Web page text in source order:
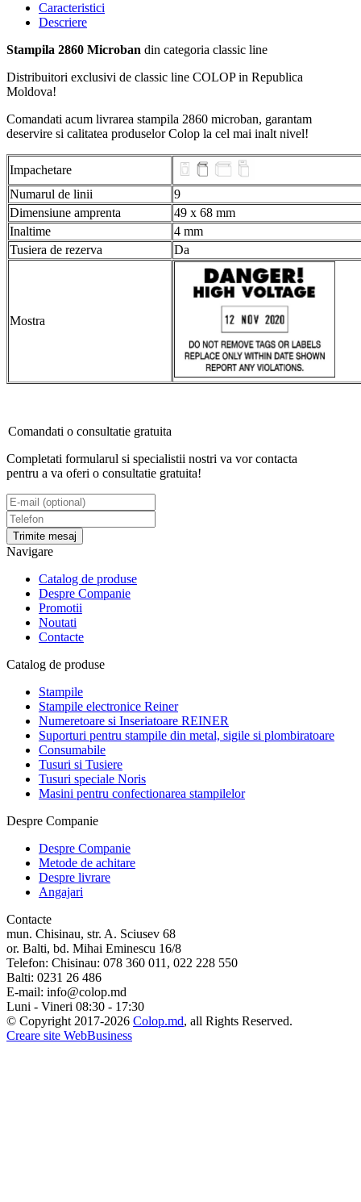
Caracteristici
Descriere
Stampila 2860 Microban din categoria classic line
Distribuitori exclusivi de classic line COLOP in Republica
Moldova!
Comandati acum livrarea stampila 2860 microban, garantam
deservire si calitatea produselor Colop la cel mai inalt nivel!
Impachetare
Numarul de linii
9
Dimensiune amprenta
49 x 68 mm
Inaltime
4 mm
Tusiera de rezerva
Da
Mostra
Comandati o consultatie gratuita
Completati formularul si specialistii nostri va vor contacta
pentru a va oferi o consultatie gratuita!
Trimite mesaj
Navigare
Catalog de produse
Despre Companie
Promotii
Noutati
Contacte
Catalog de produse
Stampile
Stampile electronice Reiner
Numeretoare si Inseriatoare REINER
Suporturi pentru stampile din metal, sigile si plombiratoare
Consumabile
Tusuri si Tusiere
Tusuri speciale Noris
Masini pentru confectionarea stampilelor
Despre Companie
Despre Companie
Metode de achitare
Despre livrare
Angajari
Contacte
mun. Chisinau, str. A. Sciusev 68
or. Balti, bd. Mihai Eminescu 16/8
Telefon: Chisinau: 078 360 011, 022 228 550
Balti: 0231 26 486
E-mail: info@colop.md
Luni - Vineri 08:30 - 17:30
© Copyright 2017-2026 Colop.md, all Rights Reserved.
Creare site WebBusiness